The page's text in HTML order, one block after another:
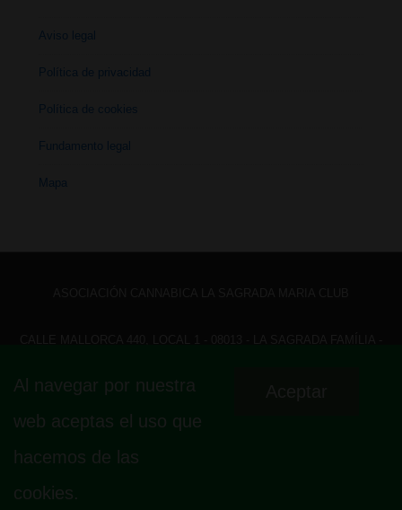
Aviso legal
Política de privacidad
Política de cookies
Fundamento legal
Mapa
Menú
pie
de
Fundamento legal
Al navegar por nuestra
web aceptas el uso que
hacemos de las
cookies.